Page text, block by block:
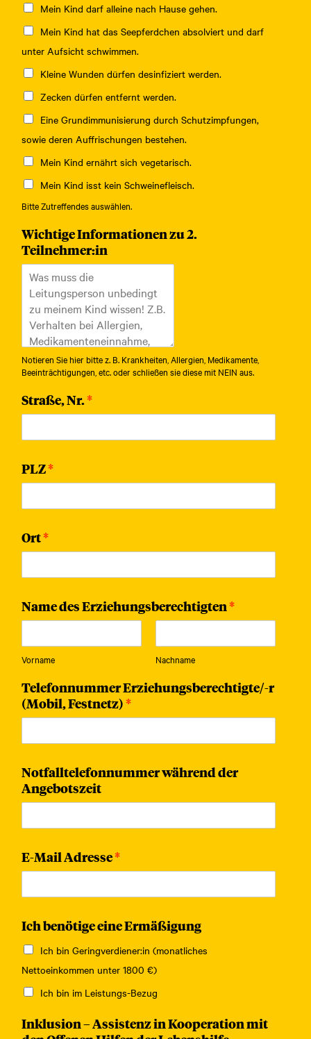
Mein Kind darf alleine nach Hause gehen.
Mein Kind hat das Seepferdchen absolviert und darf
unter Aufsicht schwimmen.
Kleine Wunden dürfen desinfiziert werden.
Zecken dürfen entfernt werden.
Eine Grundimmunisierung durch Schutzimpfungen,
sowie deren Auffrischungen bestehen.
Mein Kind ernährt sich vegetarisch.
Mein Kind isst kein Schweinefleisch.
Bitte Zutreffendes auswählen.
Wichtige Informationen zu 2.
Teilnehmer:in
Notieren Sie hier bitte z. B. Krankheiten, Allergien, Medikamente,
Beeinträchtigungen, etc. oder schließen sie diese mit NEIN aus.
Straße, Nr.*
PLZ*
Ort*
Name des Erziehungsberechtigten*
Vorname Nachname
Telefonnummer Erziehungsberechtigte/-r
(Mobil, Festnetz)*
Notfalltelefonnummer während der
Angebotszeit
E-Mail Adresse*
Ich benötige eine Ermäßigung
Ich bin Geringverdiener:in (monatliches
Nettoeinkommen unter 1800 €)
Ich bin im Leistungs-Bezug
Inklusion – Assistenz in Kooperation mit